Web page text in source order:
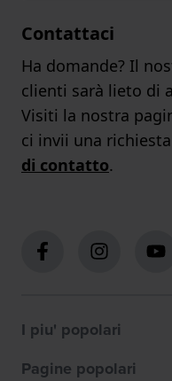
Contattaci
Ha domande? Il
clienti sarà lieto di
Visiti la nostra
ci invii una
di contatto.
I piu' popolari
Pagine popolari